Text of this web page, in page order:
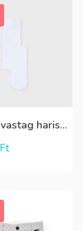
Fehér vastag harisnya, puha meleg
Ft